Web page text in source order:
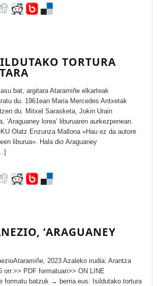
TORTURA
bat, argitara Ataramiñe elkarteak
du. 1961ean Maria Mercedes Antxetak
du. Mitxel Sarasketa, Jokin Urain
‘Araguaney lorea’ liburuaren aurkezpenean.
Olatz Enzunza Mallona «Hau ez da autore
liburua». Hala dio Araguaney
‘ARAGUANEY
2023 Azaleko irudia: Arantza
orr.>> PDF formatuan>> ON LINE
formatu batzuk → berria.eus: Isildutako tortura